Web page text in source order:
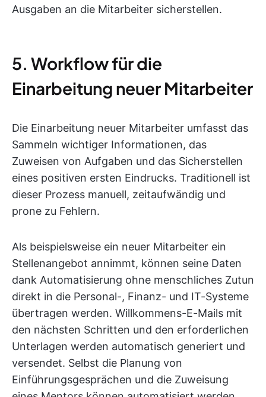
Ausgaben an die Mitarbeiter sicherstellen.
5. Workflow für die
Einarbeitung neuer Mitarbeiter
Die Einarbeitung neuer Mitarbeiter umfasst das
Sammeln wichtiger Informationen, das
Zuweisen von Aufgaben und das Sicherstellen
eines positiven ersten Eindrucks. Traditionell ist
dieser Prozess manuell, zeitaufwändig und
prone zu Fehlern.
Als beispielsweise ein neuer Mitarbeiter ein
Stellenangebot annimmt, können seine Daten
dank Automatisierung ohne menschliches Zutun
direkt in die Personal-, Finanz- und IT-Systeme
übertragen werden. Willkommens-E-Mails mit
den nächsten Schritten und den erforderlichen
Unterlagen werden automatisch generiert und
versendet. Selbst die Planung von
Einführungsgesprächen und die Zuweisung